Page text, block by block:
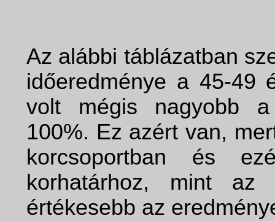
Az alábbi táblázatban
időeredménye a 45-49
volt mégis nagyobb a
100%. Ez azért van,
korcsoportban és
korhatárhoz, mint
értékesebb az